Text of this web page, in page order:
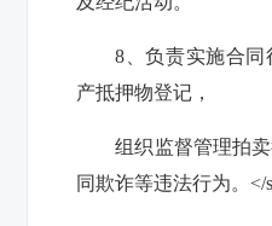
8 、负责实施合
产抵押物登记，
组织监督管理拍
同欺诈等违法行为。</